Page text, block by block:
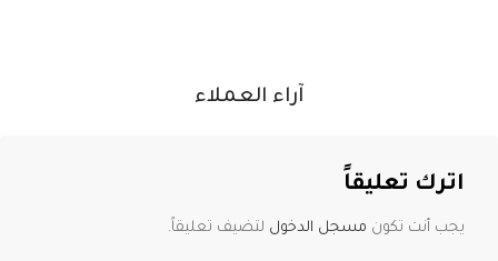
آراء العملاء
اترك تعليقاً
يجب أنت تكون مسجل الدخول لتضيف تعليقاً.